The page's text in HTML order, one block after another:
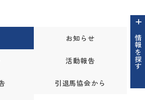
情報を探す
お知らせ
活動報告
引退馬協会から